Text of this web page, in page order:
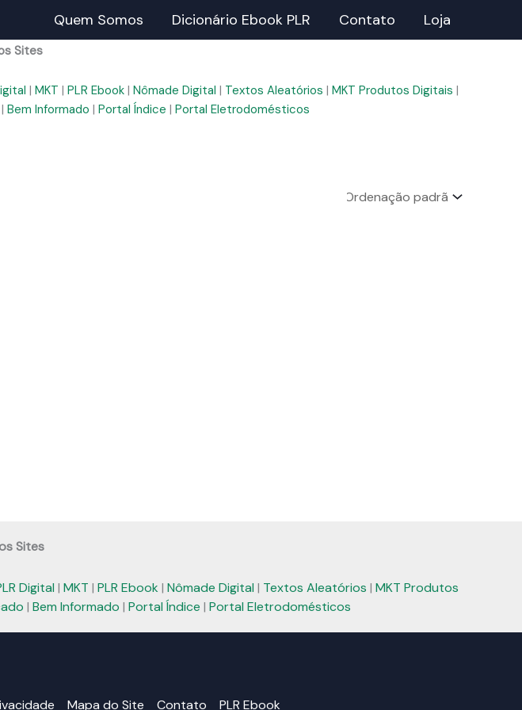
Quem Somos Dicionário Ebook PLR Contato Loja
Sites
| MKT | PLR Ebook| Nômade Digital | Textos Aleatórios | MKT Produtos Digitais |
| Bem Informado | Portal Índice | Portal Eletrodomésticos
Sites
Digital | MKT | PLR Ebook | Nômade Digital | Textos Aleatórios | MKT Produtos
| Bem Informado | Portal Índice | Portal Eletrodomésticos
Mapa do Site Contato PLR Ebook